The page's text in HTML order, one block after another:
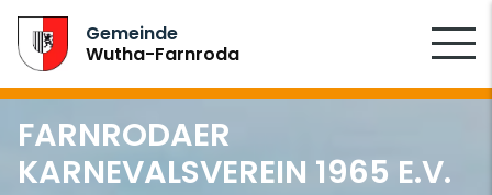
Gemeinde
Wutha-Farnroda
FARNRODAER
KARNEVALSVEREIN 1965 E.V.